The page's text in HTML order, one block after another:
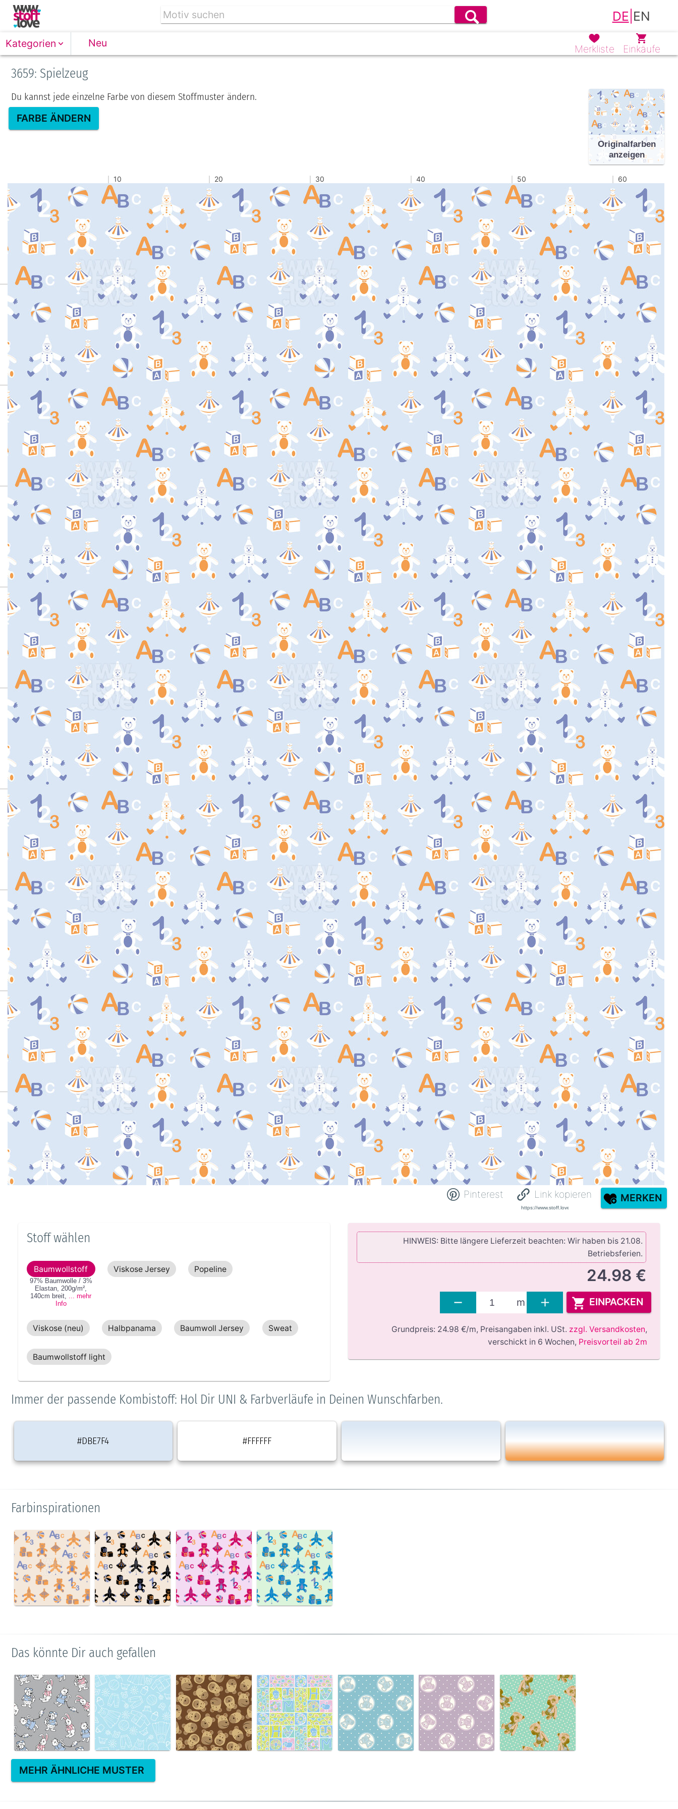
DE EN
Kategorien Neu Merkliste Einkäufe
3659: Spielzeug
Du kannst jede einzelne Farbe von diesem Stoffmuster ändern.
FARBE ÄNDERN
Originalfarben
anzeigen
Pinterest Link kopieren MERKEN
Stoff wählen
Baumwollstoff
97% Baumwolle / 3%
Elastan,200g/m²,
140cm breit, ... mehr
Info
Viskose Jersey Popeline
Viskose (neu) Halbpanama Baumwoll Jersey Sweat
Baumwollstoff light
HINWEIS: Bitte längere Lieferzeit beachten: Wir haben bis 21.08.
Betriebsferien.
24.98 €
m EINPACKEN
Grundpreis: 24.98 €/m, Preisangaben inkl. USt. zzgl. Versandkosten,
verschickt in 6 Wochen, Preisvorteil ab 2m
Immer der passende Kombistoff: Hol Dir UNI & Farbverläufe in Deinen Wunschfarben.
#DBE7F4 #FFFFFF
Farbinspirationen
Das könnte Dir auch gefallen
MEHR ÄHNLICHE MUSTER